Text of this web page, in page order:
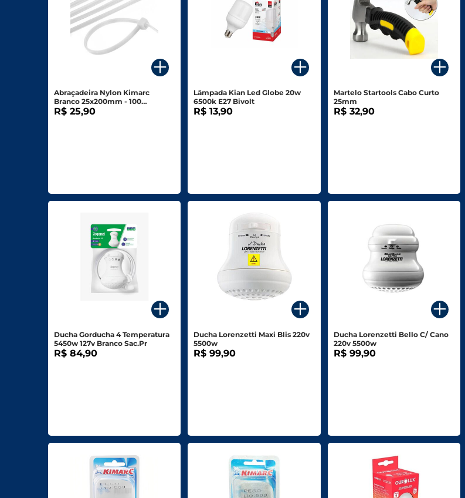
Congelados
Higiene E Beleza
Doces E Sobremesas
Abraçadeira Nylon Kimarc
Branco 25x200mm - 100
Unidades
R$ 25,90
Lâmpada Kian Led Globe 20w
6500k E27 Bivolt
R$ 13,90
Martelo Startools Cabo Curto
25mm
R$ 32,90
Ducha Gorducha 4 Temperatura
5450w 127v Branco Sac.Pr
R$ 84,90
Ducha Lorenzetti Maxi Blis 220v
5500w
R$ 99,90
Ducha Lorenzetti Bello C/ Cano
220v 5500w
R$ 99,90